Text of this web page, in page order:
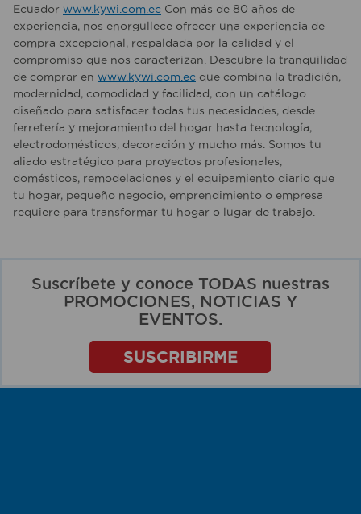
Ecuador www.kywi.com.ec Con más de 80 años de
experiencia, nos enorgullece ofrecer una experiencia de
compra excepcional, respaldada por la calidad y el
compromiso que nos caracterizan. Descubre la tranquilidad
de comprar en www.kywi.com.ec que combina la tradición,
modernidad, comodidad y facilidad, con un catálogo
diseñado para satisfacer todas tus necesidades, desde
ferretería y mejoramiento del hogar hasta tecnología,
electrodomésticos, decoración y mucho más. Somos tu
aliado estratégico para proyectos profesionales,
domésticos, remodelaciones y el equipamiento diario que
tu hogar, pequeño negocio, emprendimiento o empresa
requiere para transformar tu hogar o lugar de trabajo.
Suscríbete y conoce TODAS nuestras
PROMOCIONES, NOTICIAS Y
EVENTOS.
SUSCRIBIRME